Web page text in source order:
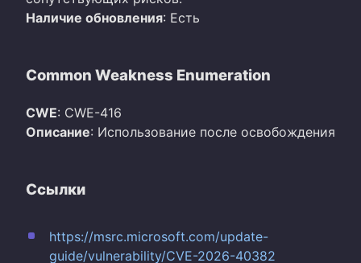
Наличие обновления: Есть
Common Weakness Enumeration
CWE: CWE-416
Описание: Использование после освобождения
Ссылки
https://msrc.microsoft.com/update-
guide/vulnerability/CVE-2026-40382